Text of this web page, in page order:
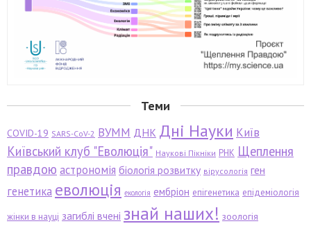
Теми
COVID-19 SARS-CoV-2 ВУММ ДНК Дні Науки Київ
Київський клуб "Еволюція" Наукові Пікніки РНК Щеплення
правдою астрономія біологія розвитку вірусологія ген
генетика еволюція екологія ембріон епігенетика епідеміологія
жінки в науці загиблі вчені знай наших! зоологія